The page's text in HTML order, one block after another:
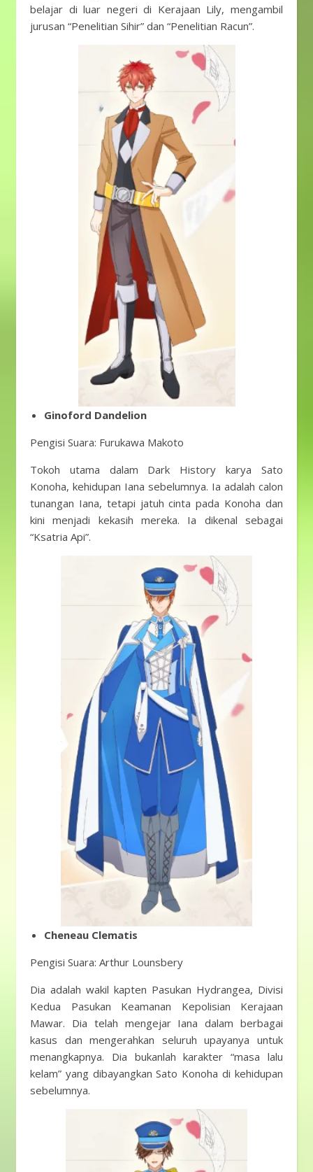
belajar di luar negeri di Kerajaan Lily, mengambil
jurusan “Penelitian Sihir” dan “Penelitian Racun”.
Ginoford Dandelion
Pengisi Suara: Furukawa Makoto
Tokoh utama dalam Dark History karya Sato
Konoha, kehidupan Iana sebelumnya. Ia adalah calon
tunangan Iana, tetapi jatuh cinta pada Konoha dan
kini menjadi kekasih mereka. Ia dikenal sebagai
“Ksatria Api”.
Cheneau Clematis
Pengisi Suara: Arthur Lounsbery
Dia adalah wakil kapten Pasukan Hydrangea, Divisi
Kedua Pasukan Keamanan Kepolisian Kerajaan
Mawar. Dia telah mengejar Iana dalam berbagai
kasus dan mengerahkan seluruh upayanya untuk
menangkapnya. Dia bukanlah karakter “masa lalu
kelam” yang dibayangkan Sato Konoha di kehidupan
sebelumnya.